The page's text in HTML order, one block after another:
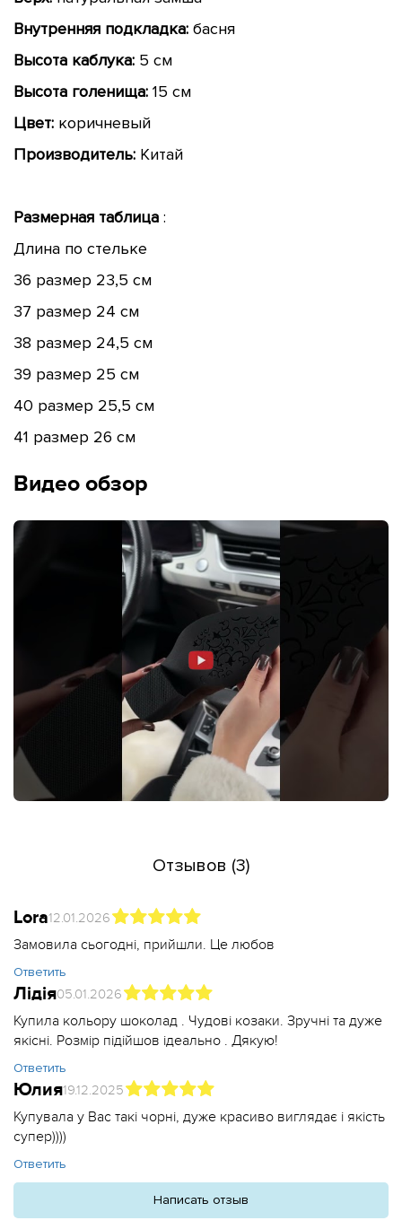
Внутренняя подкладка: басня
Высота каблука: 5 см
Высота голенища: 15 см
Цвет: коричневый
Производитель: Китай
Размерная таблица :
Длина по стельке
36 размер 23,5 см
37 размер 24 см
38 размер 24,5 см
39 размер 25 см
40 размер 25,5 см
41 размер 26 см
Видео обзор
Отзывов (3)
Lora12.01.2026
Замовила сьогодні, прийшли. Це любов
Ответить
Лідія05.01.2026
Купила кольору шоколад . Чудові козаки. Зручні та дуже
якісні. Розмір підійшов ідеально . Дякую!
Ответить
Юлия19.12.2025
Купувала у Вас такі чорні, дуже красиво виглядає і якість
супер))))
Ответить
Написать отзыв